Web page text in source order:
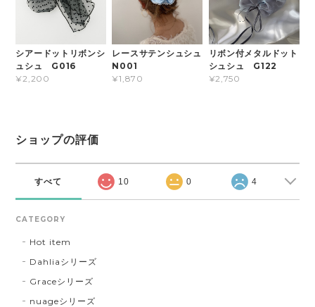
シアードットリボンシ
ュシュ G016
¥2,200
レースサテンシュシュ
N001
¥1,870
リボン付メタルドット
シュシュ G122
¥2,750
ショップの評価
すべて 10 0 4
CATEGORY
Hot item
Dahliaシリーズ
Graceシリーズ
nuageシリーズ